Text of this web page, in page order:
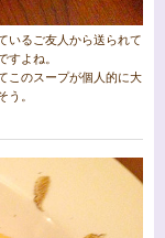
いるご友人から送られて
すよね。
このスープが個人的に大
う。